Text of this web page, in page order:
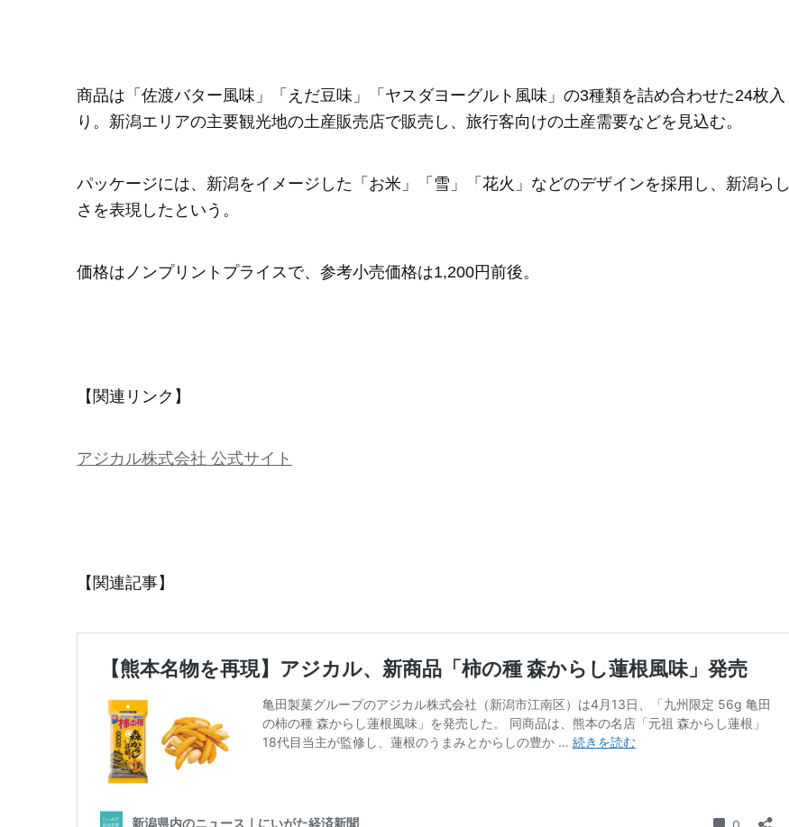
商品は「佐渡バター風味」「えだ豆味」「ヤスダヨーグルト風味」の3種類を詰め合わせた24枚入
り。新潟エリアの主要観光地の土産販売店で販売し、旅行客向けの土産需要などを見込む。
パッケージには、新潟をイメージした「お米」「雪」「花火」などのデザインを採用し、新潟らし
さを表現したという。
価格はノンプリントプライスで、参考小売価格は1,200円前後。
【 関連リンク 】
アジカル株式会社 公式サイト
【関連記事】